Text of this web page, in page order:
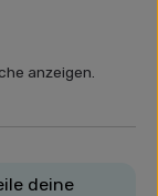
anzeigen.
deine